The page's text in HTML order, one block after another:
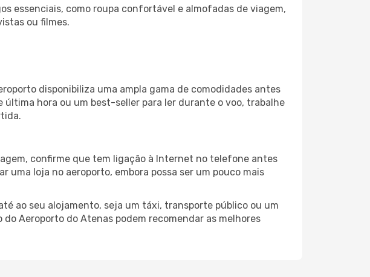
essenciais, como roupa confortável e almofadas de viagem,
ou filmes.
disponibiliza uma ampla gama de comodidades antes
hora ou um best-seller para ler durante o voo, trabalhe
confirme que tem ligação à Internet no telefone antes
uma loja no aeroporto, embora possa ser um pouco mais
ao seu alojamento, seja um táxi, transporte público ou um
Aeroporto do Atenas podem recomendar as melhores